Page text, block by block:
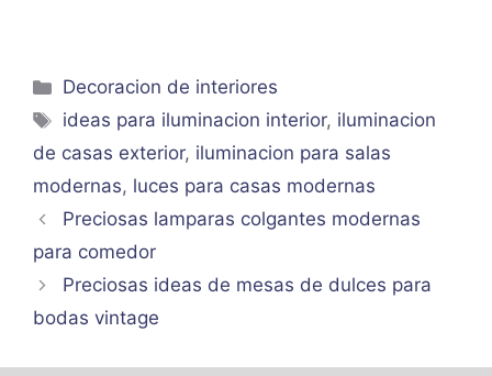
Categorías
Decoracion de interiores
Etiquetas
ideas para iluminacion interior, iluminacion
de casas exterior, iluminacion para salas
modernas, luces para casas modernas
Preciosas lamparas colgantes modernas
para comedor
Preciosas ideas de mesas de dulces para
bodas vintage